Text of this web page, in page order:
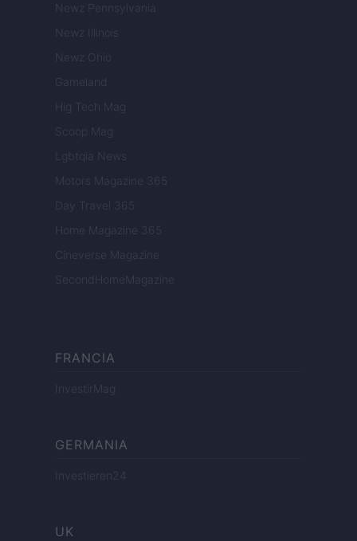
Newz Pennsylvania
Newz Illinois
Newz Ohio
Gameland
Hig Tech Mag
Scoop Mag
Lgbtqia News
Motors Magazine 365
Day Travel 365
Home Magazine 365
Cineverse Magazine
SecondHomeMagazine
FRANCIA
InvestirMag
GERMANIA
Investieren24
UK